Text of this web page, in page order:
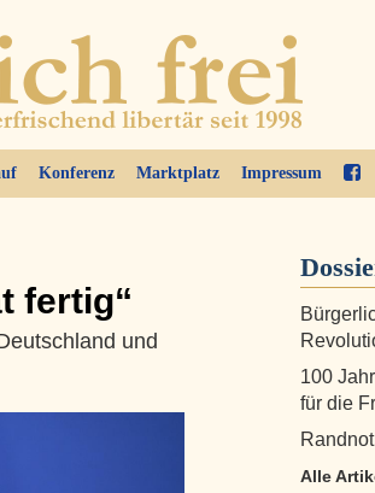
Konferenz Marktplatz Impressum
fertig“
und
100
für die
Alle